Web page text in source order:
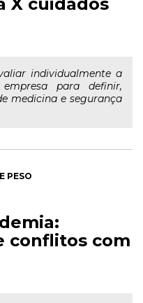
individualmente a
para definir,
medicina e segurança
PESO
conflitos com